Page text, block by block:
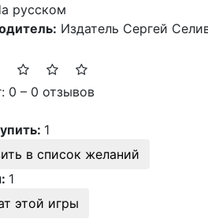
русском
Издатель Сергей
0 – 0 отзывов
1
в список желаний
1
этой игры